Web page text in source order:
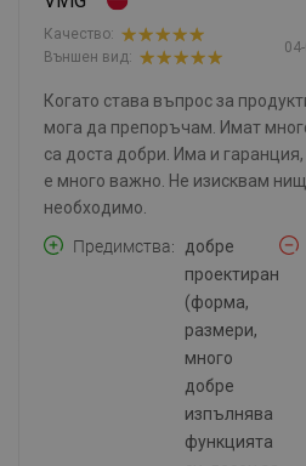
Качество:
Външен вид:
Когато става въпрос за
мога да препоръчам. Имат
са доста добри. Има и
е много важно. Не изисквам
необходимо.
Предимства
добре
проектиран
(форма,
размери,
много
добре
изпълнява
функцията